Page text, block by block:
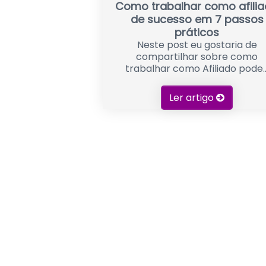
Como trabalhar como
de sucesso em 7 passos
práticos
Neste post eu gostaria de
compartilhar sobre como
trabalhar como Afiliado
Ler artigo